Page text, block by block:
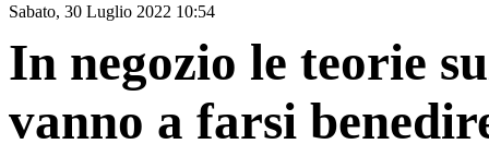
Sabato, 30 Luglio 2022 10:54
In negozio le teorie
vanno a farsi